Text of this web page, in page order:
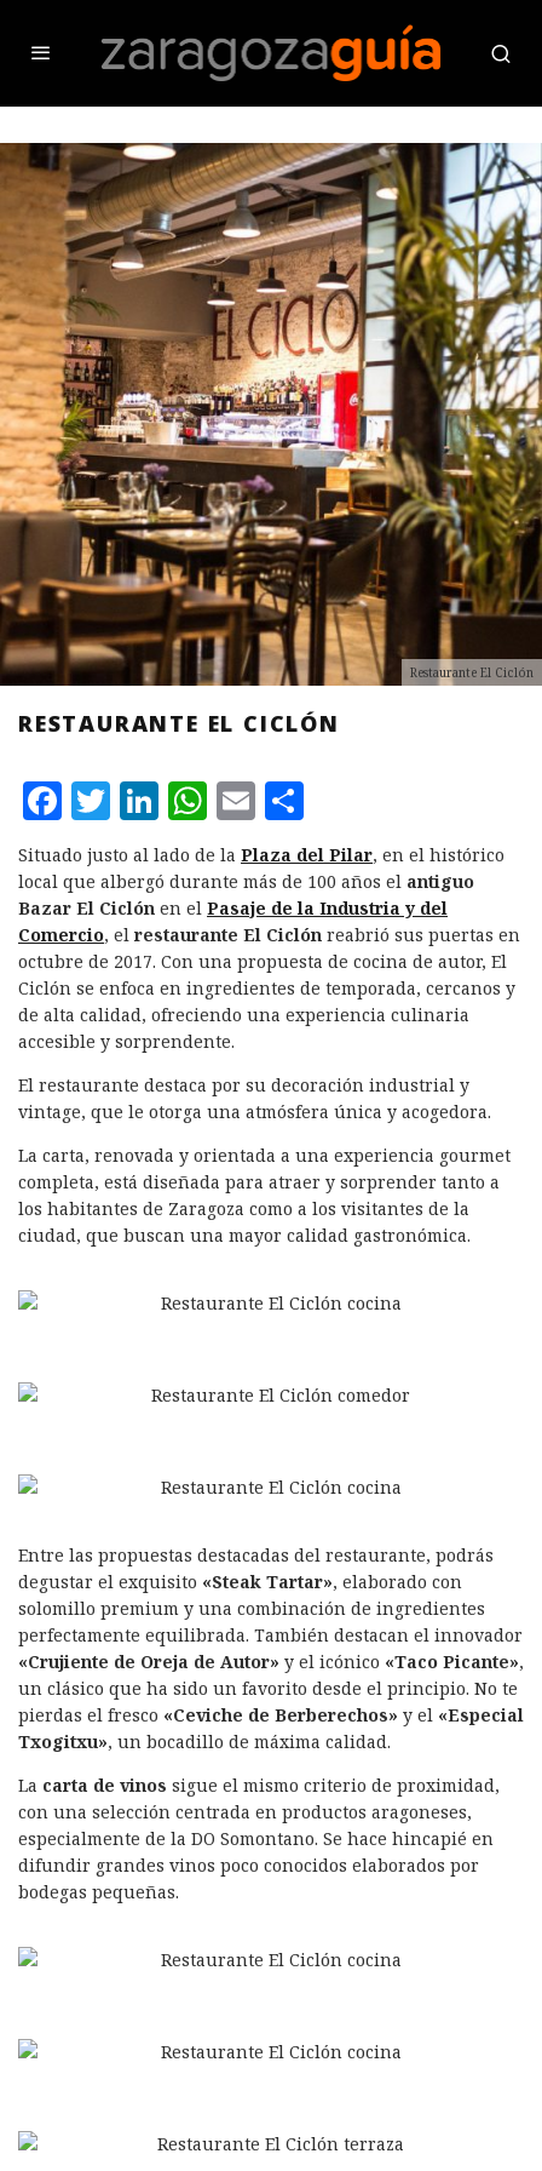
Restaurante El Ciclón
RESTAURANTE EL CICLÓN
F
a
c
e
b
o
o
k
T
w
it
te
r
L
i
n
k
e
d
I
n
W
h
at
s
A
p
p
E
m
ai
l
o
m
p
a
rt
ir
Situado justo al lado de la Plaza del Pilar, en el histórico
local que albergó durante más de 100 años el antiguo
Bazar El Ciclón en el Pasaje de la Industria y del
Comercio, el restaurante El Ciclón reabrió sus puertas en
octubre de 2017. Con una propuesta de cocina de autor, El
Ciclón se enfoca en ingredientes de temporada, cercanos y
de alta calidad, ofreciendo una experiencia culinaria
accesible y sorprendente.
El restaurante destaca por su decoración industrial y
vintage, que le otorga una atmósfera única y acogedora.
La carta, renovada y orientada a una experiencia gourmet
completa, está diseñada para atraer y sorprender tanto a
los habitantes de Zaragoza como a los visitantes de la
ciudad, que buscan una mayor calidad gastronómica.
Entre las propuestas destacadas del restaurante, podrás
degustar el exquisito «Steak Tartar», elaborado con
solomillo premium y una combinación de ingredientes
perfectamente equilibrada. También destacan el innovador
«Crujiente de Oreja de Autor» y el icónico «Taco Picante»,
un clásico que ha sido un favorito desde el principio. No te
pierdas el fresco «Ceviche de Berberechos» y el «Especial
Txogitxu», un bocadillo de máxima calidad.
La carta de vinos sigue el mismo criterio de proximidad,
con una selección centrada en productos aragoneses,
especialmente de la DO Somontano. Se hace hincapié en
difundir grandes vinos poco conocidos elaborados por
bodegas pequeñas.